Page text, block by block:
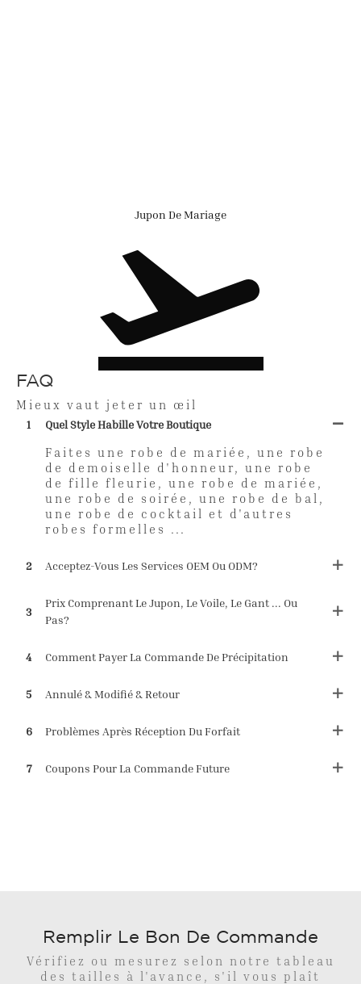
Jupon De Mariage
FAQ
Mieux vaut jeter un œil
1 Quel Style Habille Votre Boutique
Faites une robe de mariée, une robe
de demoiselle d'honneur, une robe
de fille fleurie, une robe de mariée,
une robe de soirée, une robe de bal,
une robe de cocktail et d'autres
robes formelles ...
2 Acceptez-Vous Les Services OEM Ou ODM?
3
Prix ​​comprenant Le Jupon, Le Voile, Le Gant ... Ou
Pas?
4 Comment Payer La Commande De Précipitation
5 Annulé & Modifié & Retour
6 Problèmes Après Réception Du Forfait
7 Coupons Pour La Commande Future
Remplir Le Bon De Commande
Vérifiez ou mesurez selon notre tableau
des tailles à l'avance, s'il vous plaît